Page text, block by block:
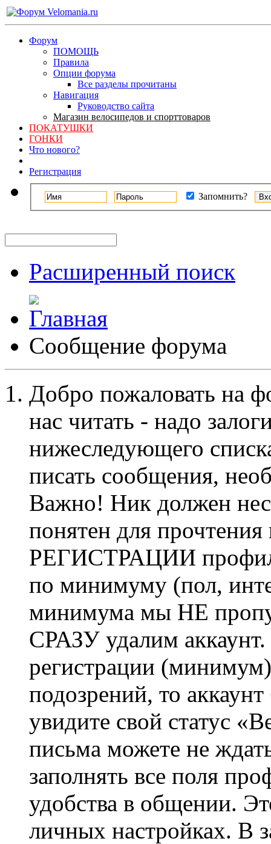
Форум
ПОМОЩЬ
Правила
Опции форума
Все разделы прочитаны
Навигация
Руководство сайта
Магазин велосипедов и спорттоваров
ПОКАТУШКИ
ГОНКИ
Что нового?
Регистрация
Запомнить?
Расширенный поиск
Сообщение форума
Добро пожаловать на
нас читать - надо
нижеследующего
писать сообщения,
Важно! Ник должен
понятен для
РЕГИСТРАЦИИ профиль
по минимуму (пол,
минимума мы НЕ
СРАЗУ удалим
регистрации
подозрений, то
увидите свой статус
письма можете не
заполнять все поля
удобства в общении.
личных настройках. В